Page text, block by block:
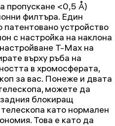
пропускане <0,5 Å)
филтъра. Един
устройство
с настройка на наклона
T-Max на
върху ръба на
в хромосферата,
за вас. Понеже и двата
можете да
блокиращ
като нормален
Това е като да